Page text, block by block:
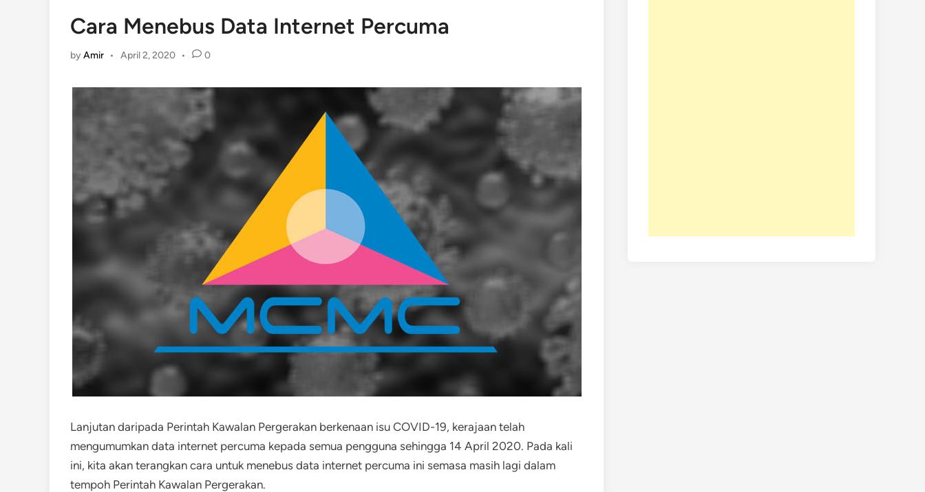
Cara Menebus Data Internet Percuma
byAmir • April 2, 2020 • 0
Lanjutan daripada Perintah Kawalan Pergerakan berkenaan isu COVID-19, kerajaan telah
mengumumkan data internet percuma kepada semua pengguna sehingga 14 April 2020. Pada kali
ini, kita akan terangkan cara untuk menebus data internet percuma ini semasa masih lagi dalam
tempoh Perintah Kawalan Pergerakan.